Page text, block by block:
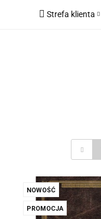
Strefa klienta
0,00 zł
NOWOŚĆ
PROMOCJA